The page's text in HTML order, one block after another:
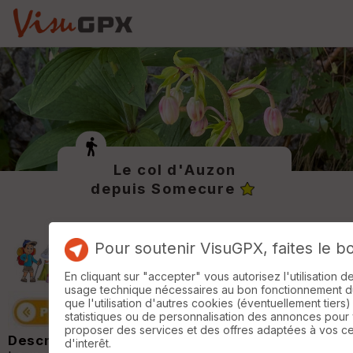
Le col d'Auzon
depuis Somecure
Description :
Pour soutenir VisuGPX, faites le
En cliquant sur "accepter" vous autorisez l'utilisation
usage technique nécessaires au bon fonctionnement
que l'utilisation d'autres cookies (éventuellement
statistiques ou de personnalisation des annonces pour
proposer des services et des offres adaptées à vos
d'interêt.